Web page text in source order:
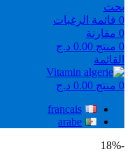
بحث
0 قائمة الرغبات
0 مقارنة
0 منتج 0.00 د.ج
القائمة
0 منتج 0.00 د.ج
francais
arabe
-18%